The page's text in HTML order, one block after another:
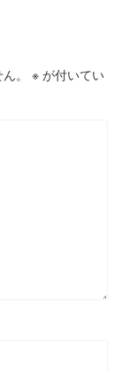
。 ※ が付いてい